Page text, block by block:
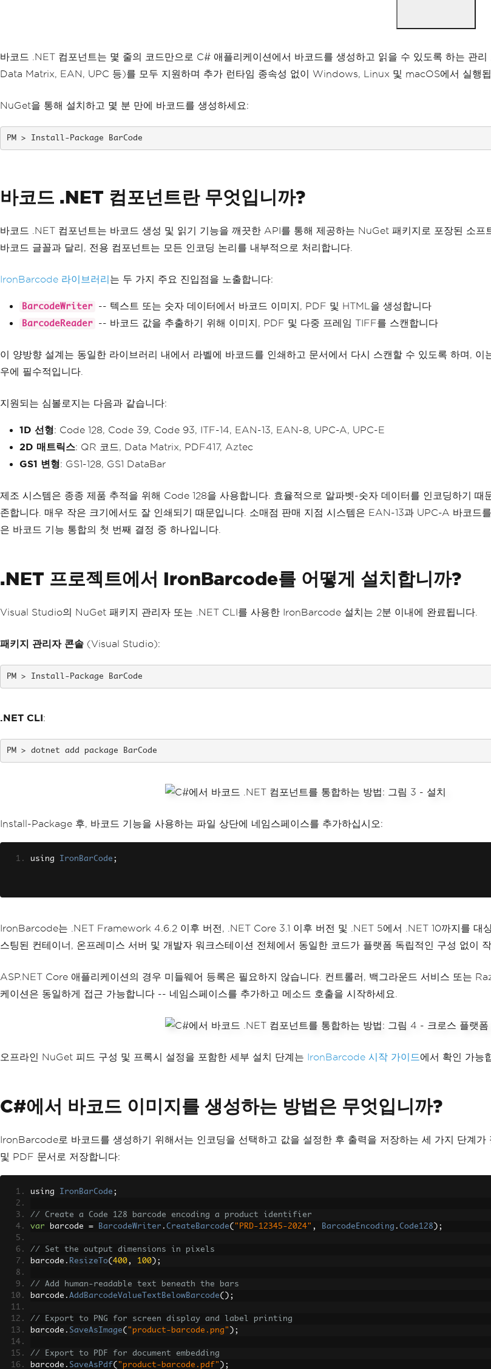
var results =
// After creating a
바코드 .NET 컴포넌트는 몇 줄의 코드만으로 C# 애플리케이션에서 바코드를 생성하고 읽을 수 있도록 하는 관리
Data Matrix, EAN, UPC 등)를 모두 지원하며 추가 런타임 종속성 없이 Windows, Linux 및 macOS에서 실행됩
NuGet을 통해 설치하고 몇 분 만에 바코드를 생성하세요:
Install-Package BarCode
바코드 .NET 컴포넌트란 무엇입니까?
바코드 .NET 컴포넌트는 바코드 생성 및 읽기 기능을 깨끗한 API를 통해 제공하는 NuGet 패키지로 포장된 소
바코드 글꼴과 달리, 전용 컴포넌트는 모든 인코딩 논리를 내부적으로 처리합니다.
IronBarcode 라이브러리 는 두 가지 주요 진입점을 노출합니다:
BarcodeWriter -- 텍스트 또는 숫자 데이터에서 바코드 이미지, PDF 및 HTML을 생성합니다
BarcodeReader -- 바코드 값을 추출하기 위해 이미지, PDF 및 다중 프레임 TIFF를 스캔합니다
이 양방향 설계는 동일한 라이브러리 내에서 라벨에 바코드를 인쇄하고 문서에서 다시 스캔할 수 있도록 하며,
우에 필수적입니다.
지원되는 심볼로지는 다음과 같습니다:
1D 선형: Code 128, Code 39, Code 93, ITF-14, EAN-13, EAN-8, UPC-A, UPC-E
2D 매트릭스: QR 코드, Data Matrix, PDF417, Aztec
GS1 변형: GS1-128, GS1 DataBar
제조 시스템은 종종 제품 추적을 위해 Code 128을 사용합니다. 효율적으로 알파벳-숫자 데이터를 인코딩하기
존합니다. 매우 작은 크기에서도 잘 인쇄되기 때문입니다. 소매점 판매 지점 시스템은 EAN-13과 UPC-A 바코드
은 바코드 기능 통합의 첫 번째 결정 중 하나입니다.
.NET 프로젝트에서 IronBarcode를 어떻게 설치합니까?
Visual Studio의 NuGet 패키지 관리자 또는 .NET CLI를 사용한 IronBarcode 설치는 2분 이내에 완료됩니다.
패키지 관리자 콘솔 (Visual Studio):
Install-Package BarCode
.NET CLI:
dotnet add package BarCode
Install-Package 후, 바코드 기능을 사용하는 파일 상단에 네임스페이스를 추가하십시오:
using IronBarCode ;
IronBarcode는 .NET Framework 4.6.2 이후 버전, .NET Core 3.1 이후 버전 및 .NET 5에서 .NET 10까지를
스팅된 컨테이너, 온프레미스 서버 및 개발자 워크스테이션 전체에서 동일한 코드가 플랫폼 독립적인 구성 없이
ASP.NET Core 애플리케이션의 경우 미들웨어 등록은 필요하지 않습니다. 컨트롤러, 백그라운드 서비스 또는
케이션은 동일하게 접근 가능합니다 -- 네임스페이스를 추가하고 메소드 호출을 시작하세요.
오프라인 NuGet 피드 구성 및 프록시 설정을 포함한 세부 설치 단계는 IronBarcode 시작 가이드에서 확인 가능
C#에서 바코드 이미지를 생성하는 방법은 무엇입니까?
IronBarcode로 바코드를 생성하기 위해서는 인코딩을 선택하고 값을 설정한 후 출력을 저장하는 세 가지 단계
및 PDF 문서로 저장합니다:
using IronBarCode ;
// Create a Code 128 barcode encoding a product identifier
var barcode = BarcodeWriter . CreateBarcode( "PRD-12345-2024" , BarcodeEncoding . Code128 );
// Set the output dimensions in pixels
barcode . ResizeTo( 400, 100 );
// Add human-readable text beneath the bars
barcode . AddBarcodeValueTextBelowBarcode();
// Export to PNG for screen display and label printing
barcode . SaveAsImage( "product-barcode.png" );
// Export to PDF for document embedding
barcode . SaveAsPdf( "product-barcode.pdf" );